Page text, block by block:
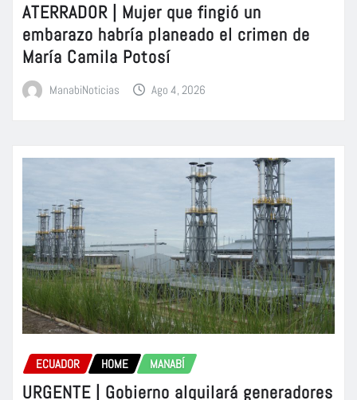
ATERRADOR | Mujer que fingió un
embarazo habría planeado el crimen de
María Camila Potosí
ManabiNoticias Ago 4, 2026
ECUADOR HOME MANABÍ
URGENTE | Gobierno alquilará generadores